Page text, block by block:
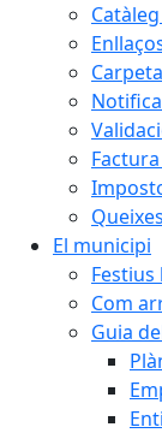
El municipi
Festius
Com
Guia